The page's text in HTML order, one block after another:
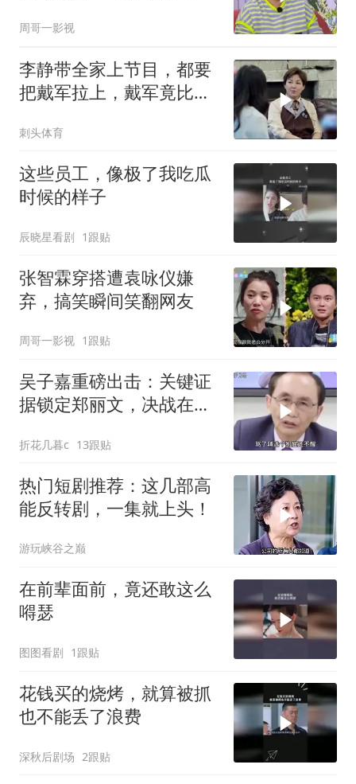
周哥一影视
李静带全家上节目，都要
把戴军拉上，戴军竟比她
刺头体育
这些员工，像极了我吃瓜
时候的样子
辰晓星看剧 1跟贴
张智霖穿搭遭袁咏仪嫌
弃，搞笑瞬间笑翻网友
周哥一影视 1跟贴
吴子嘉重磅出击：关键证
据锁定郑丽文，决战在
折花几暮c 13跟贴
热门短剧推荐：这几部高
能反转剧，一集就上头！
游玩峡谷之巅
在前辈面前，竟还敢这么
嘚瑟
图图看剧 1跟贴
花钱买的烧烤，就算被抓
也不能丢了浪费
深秋后剧场 2跟贴